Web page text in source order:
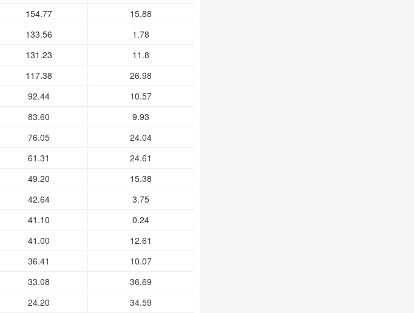
154.77
15.88
133.56
1.78
131.23
11.8
117.38
26.98
92.44
10.57
83.60
9.93
76.05
24.04
61.31
24.61
49.20
15.38
42.64
3.75
41.10
0.24
41.00
12.61
36.41
10.07
33.08
36.69
24.20
34.59